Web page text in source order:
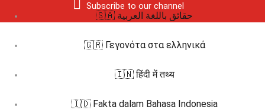
Subscribe to our channel
🇸🇦 حقائق باللغة العربية
🇬🇷 Γεγονότα στα ελληνικά
🇮🇳 हिंदी में तथ्य
🇮🇩 Fakta dalam Bahasa Indonesia